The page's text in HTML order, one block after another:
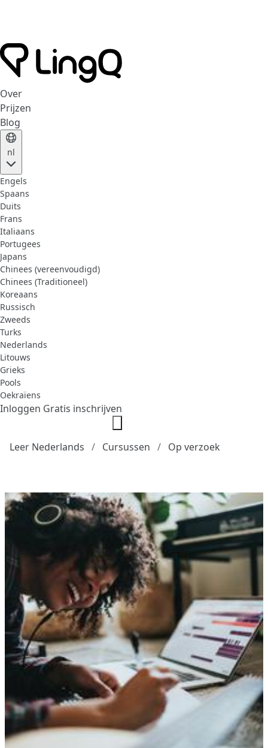
Over
Prijzen
Blog
nl
Engels
Spaans
Duits
Frans
Italiaans
Portugees
Japans
Chinees (vereenvoudigd)
Chinees (Traditioneel)
Koreaans
Russisch
Zweeds
Turks
Nederlands
Litouws
Grieks
Pools
Oekraïens
Inloggen Gratis inschrijven
Leer Nederlands Cursussen Op verzoek